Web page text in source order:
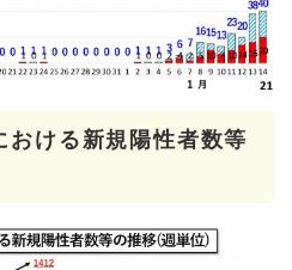
おける新規陽性者数等